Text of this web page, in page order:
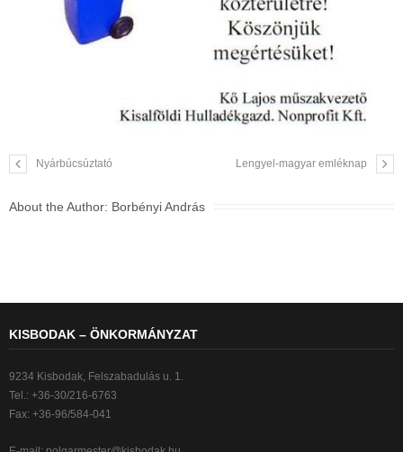
Nyárbúcsúztató Lengyel-magyar emléknap
About the Author: Borbényi András
KISBODAK – ÖNKORMÁNYZAT
9234 Kisbodak, Felszabadulás u. 1.
Tel.: +36-30/216-6763
Fax: +36-96/584-041